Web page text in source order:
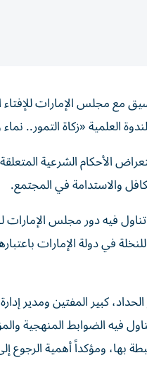
مع مجلس الإمارات
العلمية «زكاة التمور..
الشرعية المتعلقة
والاستدامة في المجتمع.
فيه دور مجلس الإمارات
في دولة الإمارات
كبير المفتين ومدير
فيه الضوابط المنهجية
بها، ومؤكداً أهمية الرجوع